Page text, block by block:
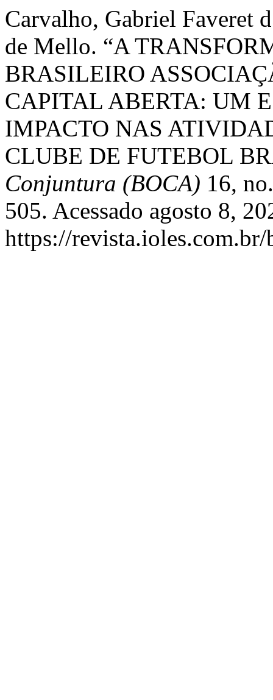
Carvalho, Gabriel Faveret
de Mello. “A
BRASILEIRO
CAPITAL ABERTA: UM
IMPACTO NAS
CLUBE DE FUTEBOL
Conjuntura (BOCA) 16,
505. Acessado agosto 8,
https://